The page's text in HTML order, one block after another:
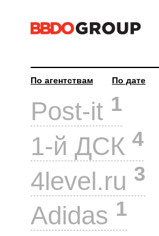
По агентствам По дате
Post-it 1
1-й ДСК 4
4level.ru 3
Adidas 1